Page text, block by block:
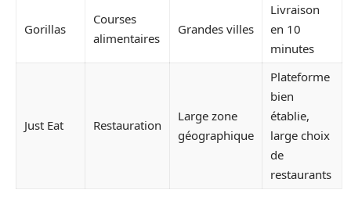
Gorillas
Courses
alimentaires
Grandes villes
Livraison
en 10
minutes
Just Eat Restauration
Large zone
géographique
Plateforme
bien
établie,
large choix
de
restaurants